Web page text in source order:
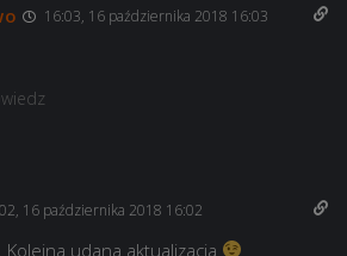
16:03, 16 października 2018 16:03
16 października 2018 16:02
udana aktualizacja